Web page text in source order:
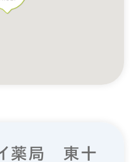
薬局 東十